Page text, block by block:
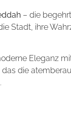
– die
Stadt, ihre
Eleganz
die